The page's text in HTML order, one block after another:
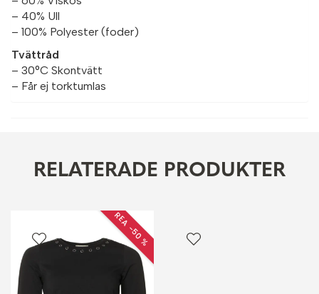
– 40% Ull
– 100% Polyester (foder)
Tvättråd
– 30°C Skontvätt
– Får ej torktumlas
RELATERADE PRODUKTER
REA −50 %